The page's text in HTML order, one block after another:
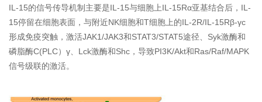
IL-15的信号传导机制主要是IL-15与细胞上IL-15Rα亚基结合后，IL-
15停留在细胞表面，与附近NK细胞和T细胞上的IL-2R/IL-15Rβ-γc
形成免疫突触，激活JAK1/JAK3和STAT3/STAT5途径、Syk激酶和
磷脂酶C(PLC）γ、Lck激酶和Shc，导致PI3K/Akt和Ras/Raf/MAPK
信号级联的激活。